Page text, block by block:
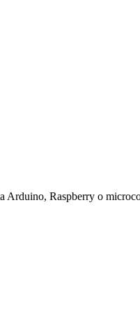
Arduino, Raspberry o